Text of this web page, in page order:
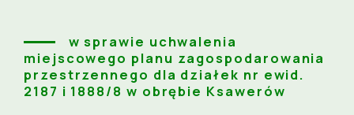
w sprawie uchwalenia
miejscowego planu zagospodarowania
przestrzennego dla działek nr ewid.
2187 i 1888/8 w obrębie Ksawerów